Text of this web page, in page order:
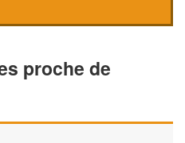
proche de